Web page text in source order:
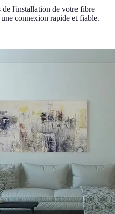
de l'installation de votre fibre
connexion rapide et fiable.